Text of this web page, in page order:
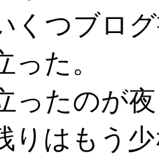
くつブロ
た。
ったのが
りはもう